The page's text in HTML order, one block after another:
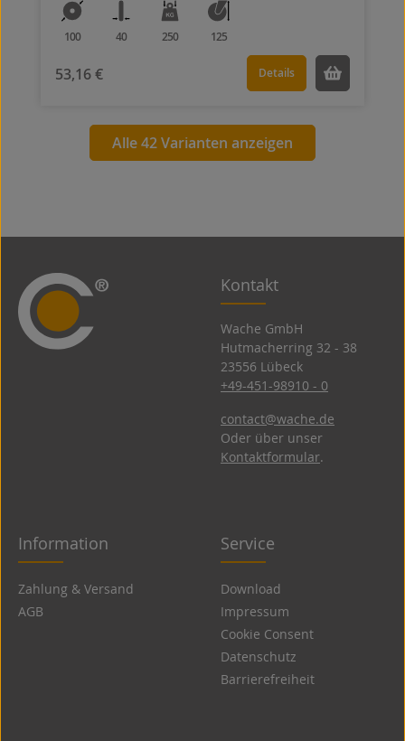
100 40 250 125
53,16 € Details
Alle 42 Varianten anzeigen
Kontakt
Wache GmbH
Hutmacherring 32 ­- 38
23556 Lübeck
+49-451-98910 - 0
contact@wache.de
Oder über unser
Kontaktformular.
Information
Zahlung & Versand
AGB
Service
Download
Impressum
Cookie Consent
Datenschutz
Barrierefreiheit